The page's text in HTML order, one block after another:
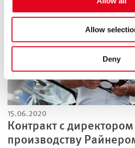
Allow
Deny
15.06.2020
Контракт с
производству